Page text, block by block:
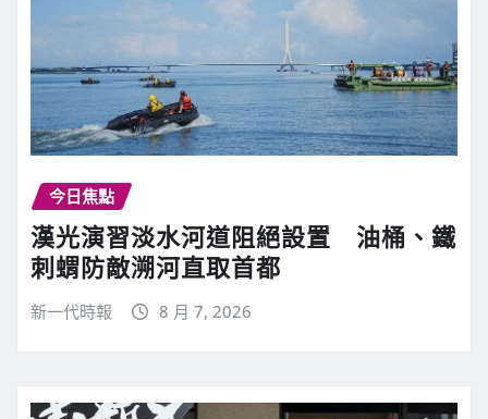
今日焦點
漢光演習淡水河道阻絕設置 油桶、鐵
刺蝟防敵溯河直取首都
新一代時報 8 月 7, 2026